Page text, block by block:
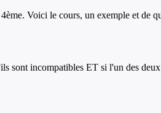
4ème. Voici le cours, un exemple et de
sont incompatibles ET si l'un des